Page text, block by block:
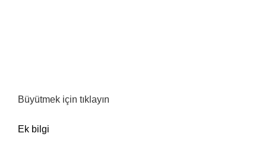
Büyütmek için tıklayın
Ek bilgi